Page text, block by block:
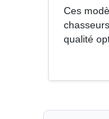
Ces
qualité